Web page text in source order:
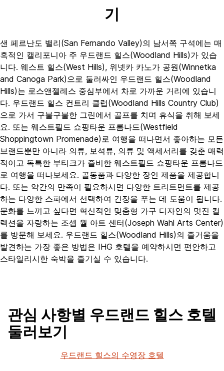
기
샌 페르난도 밸리(San Fernando Valley)의 남서쪽 구석에는 매
혹적인 캘리포니아 주 우드랜드 힐스(Woodland Hills)가 있습
니다. 웨스트 힐스(West Hills), 위넷카 카노가 공원(Winnetka
and Canoga Park)으로 둘러싸인 우드랜드 힐스(Woodland
Hills)는 로스앤젤레스 중심부에서 차로 가까운 거리에 있습니
다. 우드랜드 힐스 컨트리 클럽(Woodland Hills Country Club)
으로 가서 구불구불한 그린에서 골프를 치며 휴식을 취해 보세
요. 또는 웨스트필드 쇼핑타운 프롬나드(Westfield
Shoppingtown Promenade)로 여행을 떠나면서 좋아하는 모든
브랜드뿐만 아니라 의류, 보석류, 의류 및 액세서리를 갖춘 매력
적이고 독특한 부티크가 즐비한 웨스트필드 쇼핑타운 프롬나드
로 여행을 떠나보세요. 골동품과 다양한 장인 제품을 제공합니
다. 또는 약간의 만족이 필요하시면 다양한 트리트먼트를 제공
하는 다양한 스파에서 선택하여 긴장을 푸는 데 도움이 됩니다.
문화를 느끼고 싶다면 혁신적인 맞춤형 가구 디자인의 멋진 컬
렉션을 자랑하는 조셉 월 아트 센터(Joseph Wahl Arts Center)
를 방문해 보세요. 우드랜드 힐스(Woodland Hills)의 즐거움을
발견하는 가장 좋은 방법은 IHG 호텔을 예약하시면 편안하고
스타일리시한 숙박을 즐기실 수 있습니다.
관심 사항별 우드랜드 힐스 호텔
둘러보기
우드랜드 힐스의 수영장 호텔